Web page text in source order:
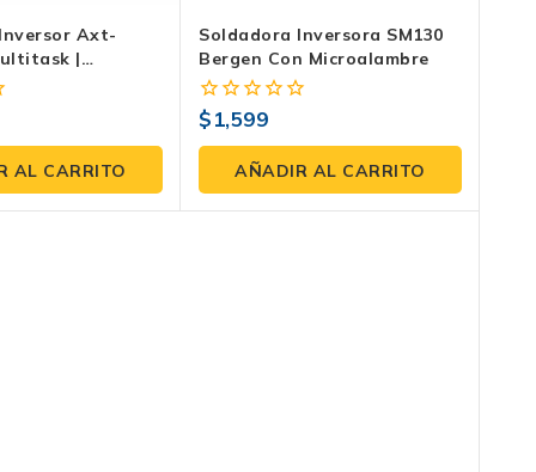
Axt-
|
HF Y Plasma
AL CARRITO
Soldadora Inversora SM130
Bergen Con Microalambre
0
fuera
5
$1,599
AÑADIR AL CARRITO